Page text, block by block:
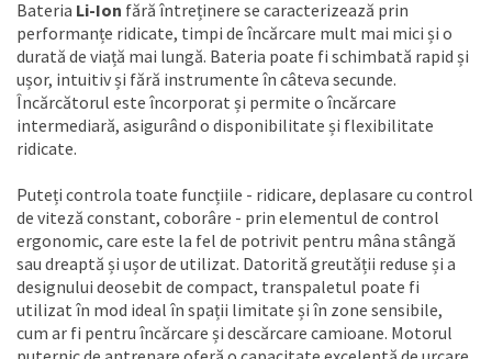
Bateria Li-Ion fără întreținere se caracterizează prin
performanțe ridicate, timpi de încărcare mult mai mici și o
durată de viață mai lungă. Bateria poate fi schimbată rapid și
ușor, intuitiv și fără instrumente în câteva secunde.
Încărcătorul este încorporat și permite o încărcare
intermediară, asigurând o disponibilitate și flexibilitate
ridicate.
Puteți controla toate funcțiile - ridicare, deplasare cu control
de viteză constant, coborâre - prin elementul de control
ergonomic, care este la fel de potrivit pentru mâna stângă
sau dreaptă și ușor de utilizat. Datorită greutății reduse și a
designului deosebit de compact, transpaletul poate fi
utilizat în mod ideal în spații limitate și în zone sensibile,
cum ar fi pentru încărcare și descărcare camioane. Motorul